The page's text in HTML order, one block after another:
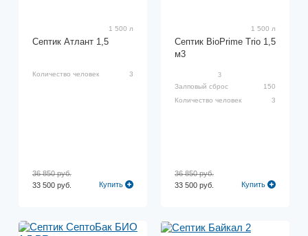
1 500 л
Септик Атлант 1,5
Количество человек 3
33 500 руб.
36 850 руб.
Купить
1 500 л
Септик BioPrime Trio 1,5
м3
3
Залповый сброс
150
Количество человек
3
33 500 руб.
36 850 руб.
Купить